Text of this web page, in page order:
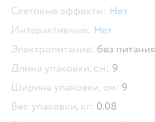
Световые эффекты: Нет
Интерактивные: Нет
Электропитание: без питания
Длина упаковки, см: 9
Ширина упаковки, см: 9
Вес упаковки, кг: 0.08